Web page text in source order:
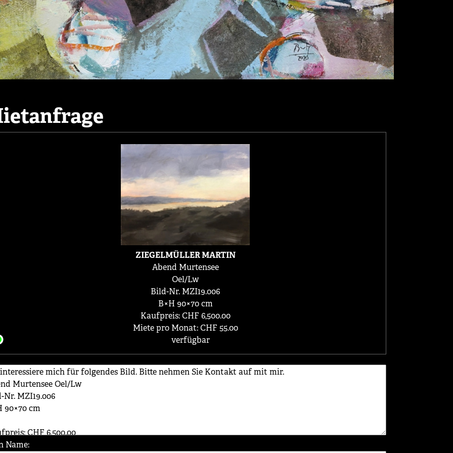
ZIEGELMÜLLER MARTIN
Abend Murtensee
Oel/Lw
Bild-Nr. MZI19.006
B×H 90×70 cm
Kaufpreis: CHF 6,500.00
Miete pro Monat: CHF 55.00
verfügbar
Name: